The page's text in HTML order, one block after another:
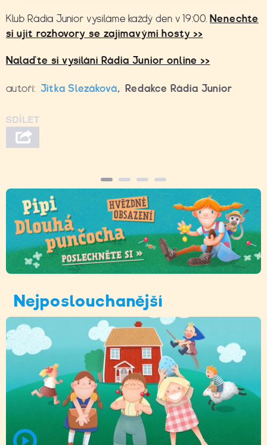
Klub Rádia Junior vysíláme každý den v 19:00.Nenechte
si ujít rozhovory se zajímavými hosty >>
Nalaďte si vysílání Rádia Junior online >>
autoři: Jitka Slezáková, Redakce Rádia Junior
Nejposlouchanější